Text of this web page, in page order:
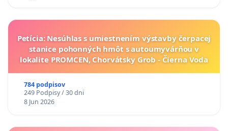
Petícia: Nesúhlas s umiestnením výstavby čerpacej
stanice pohonných hmôt s autoumyvárňou v
lokalite PROMCEN, Chorvátsky Grob - Čierna Voda
784 podpisov
249 Podpisy / 30 dni
8 Jun 2026